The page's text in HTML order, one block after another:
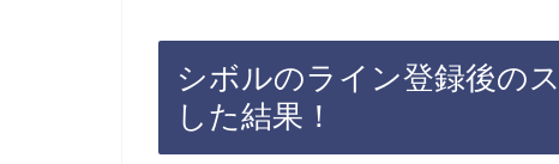
シボルのライン登録後の
した結果！